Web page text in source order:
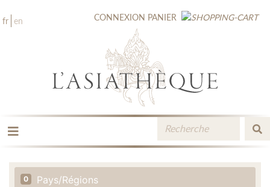
fr en CONNEXION PANIER
LES ÉDITIONS
LA LIBRAIRIE
CATALOGUE
0 Pays/Régions